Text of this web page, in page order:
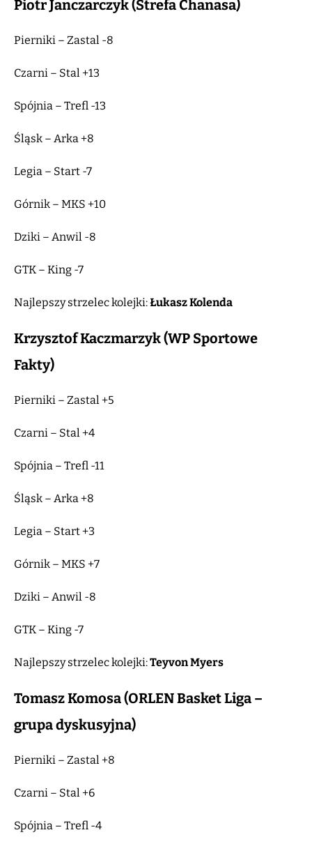
Piotr Janczarczyk (Strefa Chanasa)
Pierniki – Zastal -8
Czarni – Stal +13
Spójnia – Trefl -13
Śląsk – Arka +8
Legia – Start -7
Górnik – MKS +10
Dziki – Anwil -8
GTK – King -7
Najlepszy strzelec kolejki:Łukasz Kolenda
Krzysztof Kaczmarzyk (WP Sportowe
Fakty)
Pierniki – Zastal +5
Czarni – Stal +4
Spójnia – Trefl -11
Śląsk – Arka +8
Legia – Start +3
Górnik – MKS +7
Dziki – Anwil -8
GTK – King -7
Najlepszy strzelec kolejki:Teyvon Myers
Tomasz Komosa (ORLEN Basket Liga –
grupa dyskusyjna)
Pierniki – Zastal +8
Czarni – Stal +6
Spójnia – Trefl -4